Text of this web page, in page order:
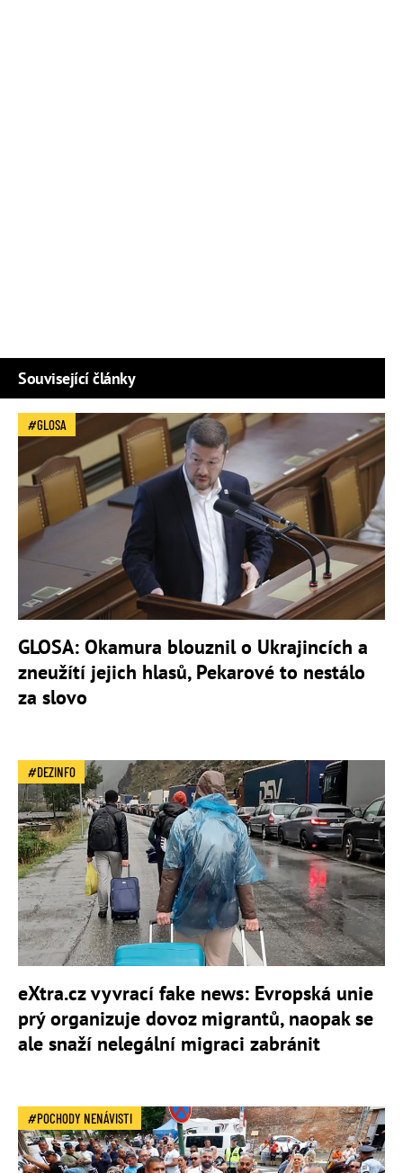
Související články
GLOSA
GLOSA: Okamura blouznil o Ukrajincích a
zneužítí jejich hlasů, Pekarové to nestálo
za slovo
DEZINFO
eXtra.cz vyvrací fake news: Evropská unie
prý organizuje dovoz migrantů, naopak se
ale snaží nelegální migraci zabránit
POCHODY NENÁVISTI